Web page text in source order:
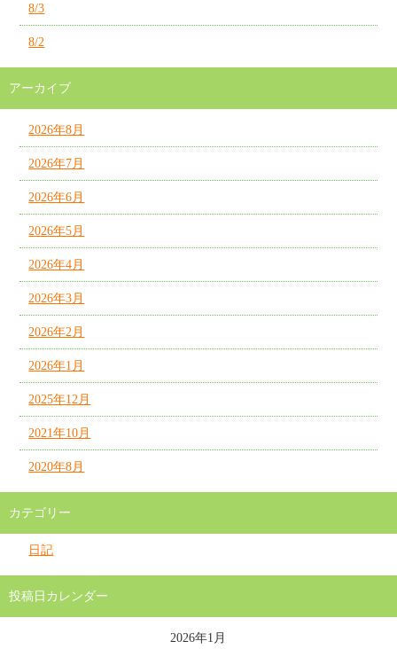
8/3
8/2
アーカイブ
2026年8月
2026年7月
2026年6月
2026年5月
2026年4月
2026年3月
2026年2月
2026年1月
2025年12月
2021年10月
2020年8月
カテゴリー
日記
投稿日カレンダー
2026年1月